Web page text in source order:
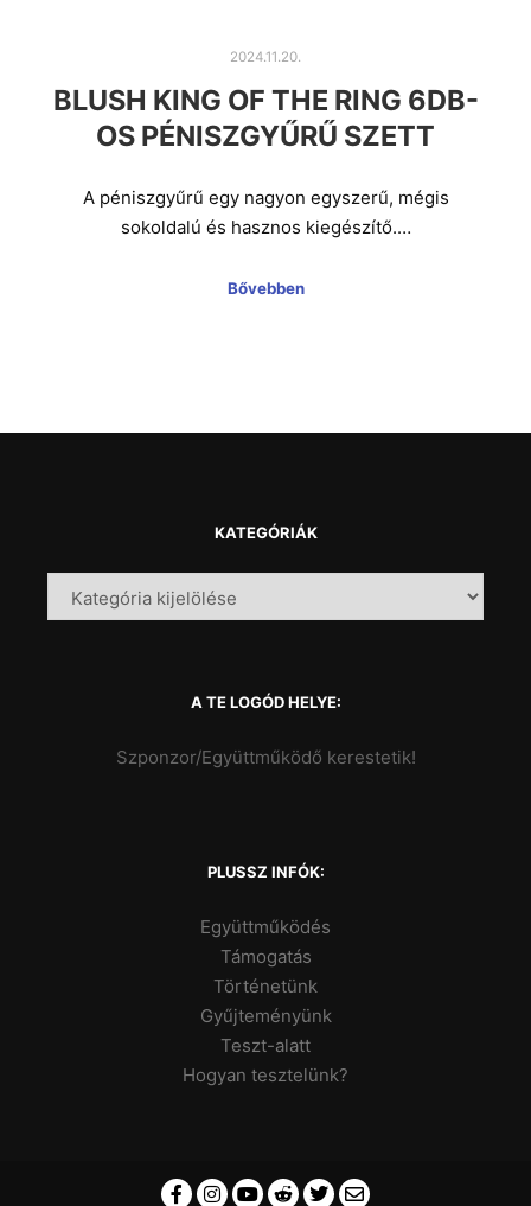
2024.11.20.
BLUSH KING OF THE RING 6DB-
OS PÉNISZGYŰRŰ SZETT
A péniszgyűrű egy nagyon egyszerű, mégis
sokoldalú és hasznos kiegészítő.…
Bővebben
KATEGÓRIÁK
A TE LOGÓD HELYE:
Szponzor/Együttműködő kerestetik!
PLUSSZ INFÓK:
Együttműködés
Támogatás
Történetünk
Gyűjteményünk
Teszt-alatt
Hogyan tesztelünk?